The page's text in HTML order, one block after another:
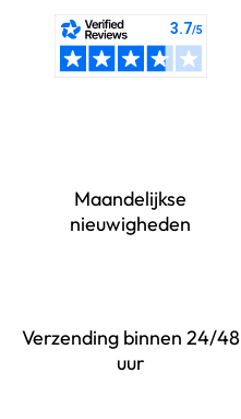
Maandelijkse
nieuwigheden
Verzending binnen 24/48
uur